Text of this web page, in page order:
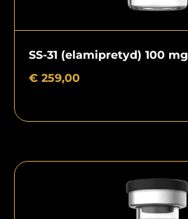
SS-31 (elamipretyd) 100 mg
€ 259,00